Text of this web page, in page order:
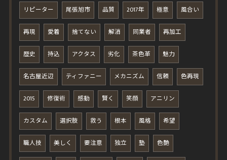
リピーター 尾張旭市 品質 2017年 極意 風合い
再現 愛着 捨てない 解消 同業者 再加工
歴史 持込 アクタス 劣化 茶色革 魅力
名古屋近辺 ティファニー メカニズム 信頼 色再現
2015 修復術 感動 賢く 笑顔 アニリン
カスタム 選択肢 救う 根本 風格 希望
職人技 美しく 要注意 独立 塾 色艶